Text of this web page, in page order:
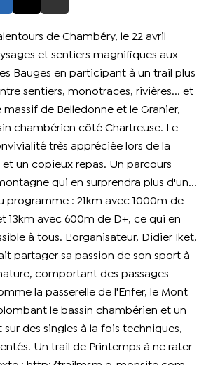
de Chambéry, le 22 avril
et sentiers magnifiques aux
Bauges en participant à un trail plus
sentiers, monotraces, rivières... et
massif de Belledonne et le Granier,
chambérien côté Chartreuse. Le
très appréciée lors de la
un copieux repas. Un parcours
qui en surprendra plus d'un...
programme : 21km avec 1000m de
13km avec 600m de D+, ce qui en
à tous. L'organisateur, Didier Iket,
partager sa passion de son sport à
comportant des passages
la passerelle de l'Enfer, le Mont
le bassin chambérien et un
sur des singles à la fois techniques,
Un trail de Printemps à ne rater